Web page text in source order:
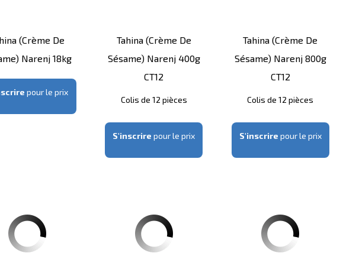
(crème De
Narenj 18kg
pour le prix
Tahina (Crème De
Sésame) Narenj 400g
CT12
Colis de 12 pièces
S'inscrire pour le prix
Tahina (Crème De
Sésame) Narenj 800g
CT12
Colis de 12 pièces
S'inscrire pour le prix